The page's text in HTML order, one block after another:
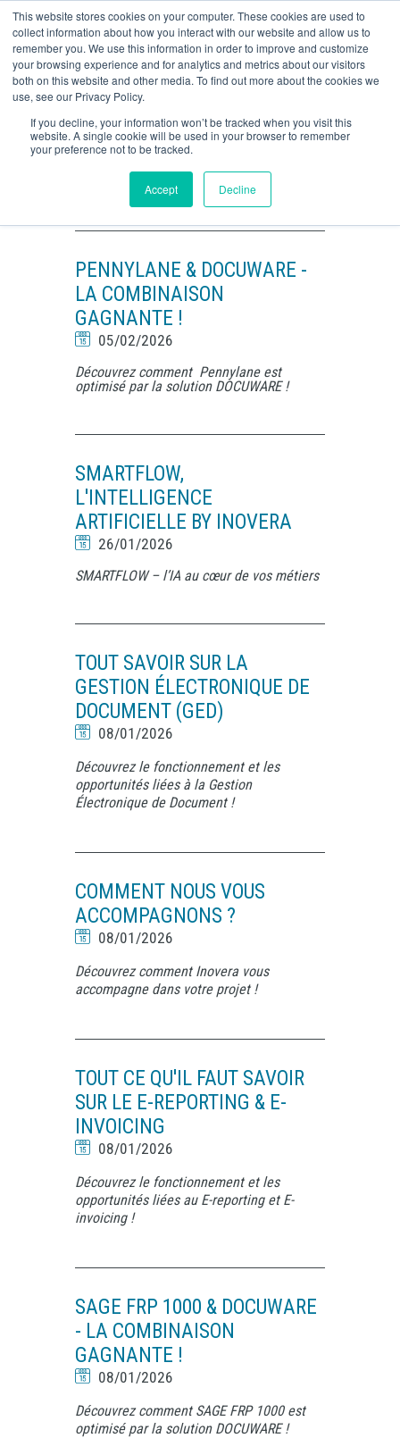
This website stores cookies on your computer. These cookies are used to
collect information about how you interact with our website and allow us to
remember you. We use this information in order to improve and customize
your browsing experience and for analytics and metrics about our visitors
both on this website and other media. To find out more about the cookies we
use, see our Privacy Policy.
If you decline, your information won’t be tracked when you visit this
website. A single cookie will be used in your browser to remember
your preference not to be tracked.
Accept Decline
o
O CONTACTEZ-NOUS
Retour
Dématérialisation
Workflow
Retour
Immobilier / Construction
Enseignement supérieur
Vous êtes ici : Inovera F Le Blog par INOVERA
LE BLOG PAR INOVERA
PENNYLANE & DOCUWARE -
LA COMBINAISON
GAGNANTE !
05/02/2026
Découvrez comment Pennylane est
optimisé par la solution DOCUWARE !
SMARTFLOW,
L'INTELLIGENCE
ARTIFICIELLE BY INOVERA
26/01/2026
SMARTFLOW – l’IA au cœur de vos métiers
TOUT SAVOIR SUR LA
GESTION ÉLECTRONIQUE DE
DOCUMENT (GED)
08/01/2026
Découvrez le fonctionnement et les
opportunités liées à la Gestion
Électronique de Document !
COMMENT NOUS VOUS
ACCOMPAGNONS ?
08/01/2026
Découvrez comment Inovera vous
accompagne dans votre projet !
TOUT CE QU'IL FAUT SAVOIR
SUR LE E-REPORTING & E-
INVOICING
08/01/2026
Découvrez le fonctionnement et les
opportunités liées au E-reporting et E-
invoicing !
SAGE FRP 1000 & DOCUWARE
- LA COMBINAISON
GAGNANTE !
08/01/2026
Découvrez comment SAGE FRP 1000 est
optimisé par la solution DOCUWARE !